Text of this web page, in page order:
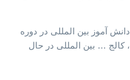
بیش از ۶۰۰ هزار دانش آموز بین المللی در دوره
کالج … بین المللی در حال